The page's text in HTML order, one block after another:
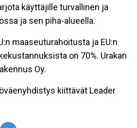
käyttäjille turvallinen ja
ja sen piha-alueella.
maaseuturahoitusta ja EU:n
on 70%. Urakan
Oy.
kiittävät Leader